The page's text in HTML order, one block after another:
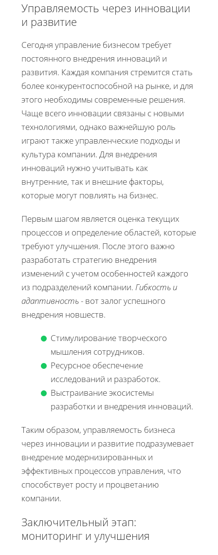
Управляемость через инновации
и развитие
Сегодня управление бизнесом требует
постоянного внедрения инноваций и
развития. Каждая компания стремится стать
более конкурентоспособной на рынке, и для
этого необходимы современные решения.
Чаще всего инновации связаны с новыми
технологиями, однако важнейшую роль
играют также управленческие подходы и
культура компании. Для внедрения
инноваций нужно учитывать как
внутренние, так и внешние факторы,
которые могут повлиять на бизнес.
Первым шагом является оценка текущих
процессов и определение областей, которые
требуют улучшения. После этого важно
разработать стратегию внедрения
изменений с учетом особенностей каждого
из подразделений компании. Гибкость и
адаптивность- вот залог успешного
внедрения новшеств.
Стимулирование творческого
мышления сотрудников.
Ресурсное обеспечение
исследований и разработок.
Выстраивание экосистемы
разработки и внедрения инноваций.
Таким образом, управляемость бизнеса
через инновации и развитие подразумевает
внедрение модернизированных и
эффективных процессов управления, что
способствует росту и процветанию
компании.
Заключительный этап:
мониторинг и улучшения